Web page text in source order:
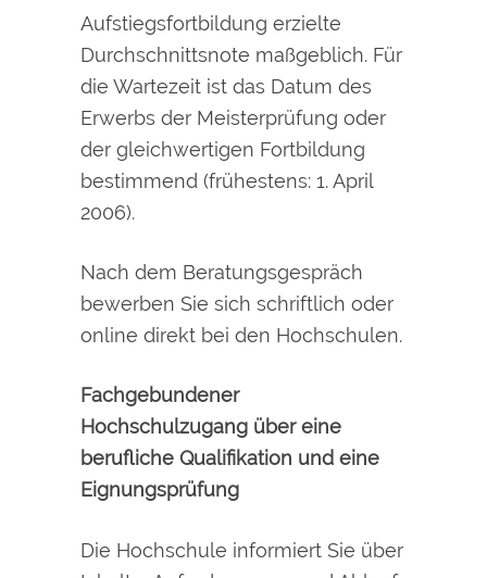
Aufstiegsfortbildung erzielte
Durchschnittsnote maßgeblich. Für
die Wartezeit ist das Datum des
Erwerbs der Meisterprüfung oder
der gleichwertigen Fortbildung
bestimmend (frühestens: 1. April
2006).
Nach dem Beratungsgespräch
bewerben Sie sich schriftlich oder
online direkt bei den Hochschulen.
Fachgebundener
Hochschulzugang über eine
berufliche Qualifikation und eine
Eignungsprüfung
Die Hochschule informiert Sie über